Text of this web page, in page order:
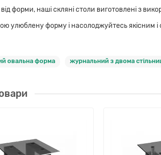
форми, наші скляні столи виготовлені з
улюблену форму і насолоджуйтесь
овальна форма журнальний з двома